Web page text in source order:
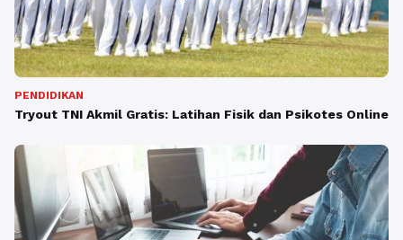
PENDIDIKAN
Tryout TNI Akmil Gratis: Latihan Fisik dan Psikotes Online